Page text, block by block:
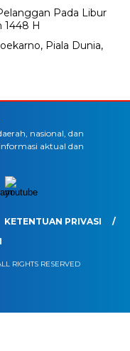
Pada Libur
1448 H
Piala Dunia,
nasional, dan
aktual dan
KETENTUAN PRIVASI
RIGHTS RESERVED